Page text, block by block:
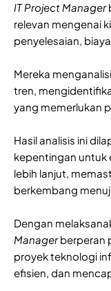
IT Project Manager
relevan mengenai
penyelesaian,
Mereka
tren,
yang memerlukan
Hasil analisis ini
kepentingan untuk
lebih lanjut,
berkembang
Dengan
Managerberperan
proyek teknologi
efisien, dan